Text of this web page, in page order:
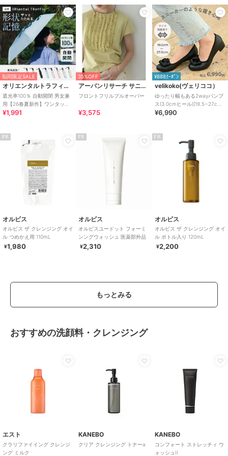
期間限定SALE
オリエンタルトラフィック
遮光率100％ 自動開閉 男女兼
用【26春夏新作】ワンタッチ
晴雨兼用 折りたたみ傘 /G-
¥1,991
35%OFF
アーバンリサーチ サニーレーベル
フロントフリルプルオーバー
¥3,575
¥888ｸｰﾎﾟﾝ
velikoko(ヴェリココ）
ゆったり幅もある2wayパンプ
ス(3.0cmヒール)[19.5~27cm]
ラクチンきれいシューズ
¥6,990
PR
オルビス
オルビス ザ クレンジング オイ
ル つめかえ用 110mL
¥1,980
PR
オルビス
オルビスユードット フォーミ
ンングウォッシュ 医薬部外品
¥2,310
PR
オルビス
オルビス ザ クレンジング オイ
ル ボトル入り 120mL
¥2,200
もっとみる
おすすめの洗顔料・クレンジング
エスト
クラリファイイング クレンジ
ング ミルク
KANEBO
クリア クレンジング トナーa
KANEBO
コンフォート ストレッチィ ウ
ォッシュII